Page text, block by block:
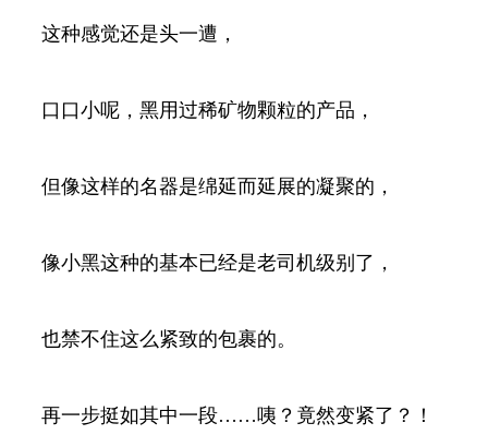
这种感觉还是头一遭，
口口小呢，黑用过稀矿物颗粒的产品，
但像这样的名器是绵延而延展的凝聚的，
像小黑这种的基本已经是老司机级别了，
也禁不住这么紧致的包裹的。
再一步挺如其中一段……咦？竟然变紧了？！